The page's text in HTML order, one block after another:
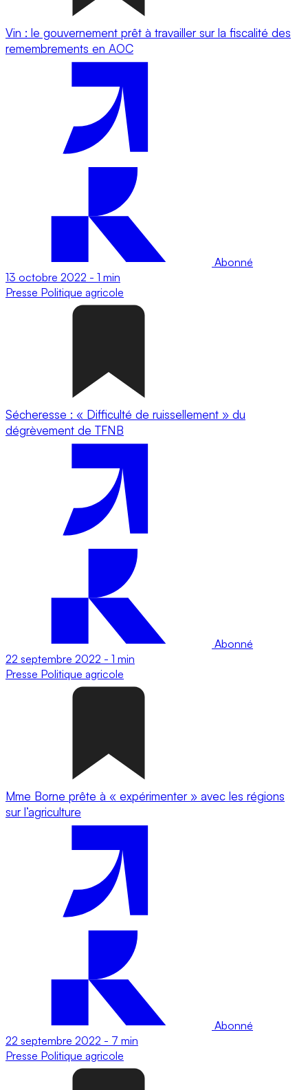
Vin : le gouvernement prêt à travailler sur la fiscalité des
remembrements en AOC
Abonné
13 octobre 2022 - 1 min
Presse Politique agricole
Sécheresse : « Difficulté de ruissellement » du
dégrèvement de TFNB
Abonné
22 septembre 2022 - 1 min
Presse Politique agricole
Mme Borne prête à « expérimenter » avec les régions
sur l’agriculture
Abonné
22 septembre 2022 - 7 min
Presse Politique agricole